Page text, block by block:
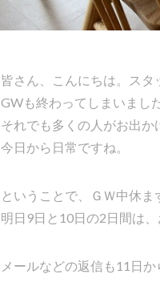
皆さん、こんにちは。スタ
GWも終わってしまいまし
それでも多くの人がお出か
今日から日常ですね。
ということで、ＧＷ中休
明日9日と10日の2日間は
メールなどの返信も11日